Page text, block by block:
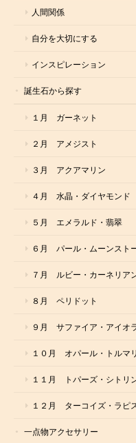
人間関係
自分を大切にする
インスピレーション
誕生石から探す
１月 ガーネット
２月 アメジスト
３月 アクアマリン
４月 水晶・ダイヤモンド
５月 エメラルド・翡翠
６月 パール・ムーンスト
７月 ルビー・カーネリア
８月 ペリドット
９月 サファイア・アイオ
１０月 オパール・トルマ
１１月 トパーズ・シトリ
１２月 ターコイズ・ラピ
一点物アクセサリー